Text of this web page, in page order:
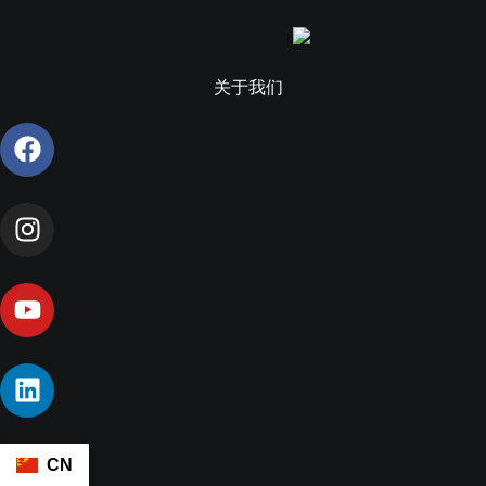
关于我们
CN